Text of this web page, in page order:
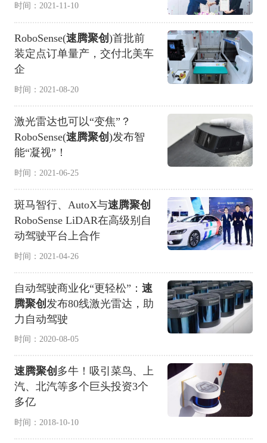
时间：2021-11-10
RoboSense(速腾聚创 )首批前
装定点订单量产，交付北美车
企
时间：2021-08-20
激光雷达也可以“变焦”？
RoboSense(速腾聚创 )发布智
能“凝视”！
时间：2021-06-25
斑马智行、AutoX与速腾聚创
RoboSense LiDAR在高级别自
动驾驶平台上合作
时间：2021-04-26
自动驾驶商业化“更轻松”： 速
腾聚创 发布80线激光雷达，助
力自动驾驶
时间：2020-08-05
速腾聚创 多牛！吸引菜鸟、上
汽、北汽等多个巨头投资3个
多亿
时间：2018-10-10